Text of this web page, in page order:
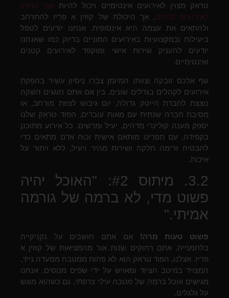
טראק מצוין לאירועים אינטימיים ויכול להיות פוד טראק
לאירועים קטנים, אך היכולת של קוזין א פריז להתרחב
ולהתאים את עצמה היא אינסופית. אנחנו יודעים לטפל
ביעילות ובמקצועיות באירועים המוניים בדיוק כמו שאנחנו
יודעים להעניק שירות אישי ומוקפד לאירועים קטנים
ואינטימיים.
שף אלכס זובקה וצוותו המיומן צברו ניסיון עשיר בהפקת
אירועים לקהלים בגדלים שונים. בין אם אתם חוגגים השקה
נוצצת לחברת הייטק גדולה, יום גיבוש לצוות מורחב, או
מסיבת חברה שנתית עם מאות עובדים, הפוד טראק שלנו
יספק מענה קולינרי מדהים, יעיל ומרשים. כל אירוע מתוכנן
בקפידה, עם תפריט מותאם אישית וכוח אדם מתאים כדי
להבטיח זרימה חלקה ושירות מהיר ויעיל, ללא ויתור על
איכות.
3.2. מיתוס #2: "האוכל יהיה
פשוט מדי, לא ברמה של גורמה
אמיתי."
פשוט טעות מרה! אם אתם חושבים על נקניקייה
בלחמנייה, אתם רחוקים שנות אור מהמציאות של קוזין א
פריז. אצלנו, הפוד טראק הוא לא פחות ממטבח מסעדה נייד,
המצויד במיטב הציוד ומאויש על ידי שפים מנוסים. אנחנו
מגישים אוכל ברמה של מטבח עילי צרפתי, גם כשהוא מוגש
על גלגלים.